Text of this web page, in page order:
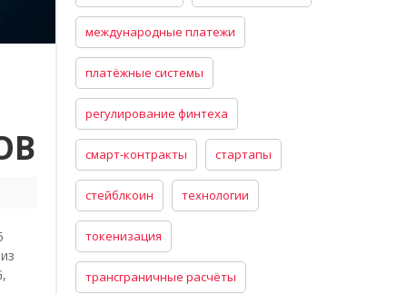
международные платежи
платёжные системы
регулирование финтеха
смарт-контракты стартапы
стейблкоин технологии
токенизация
трансграничные расчёты